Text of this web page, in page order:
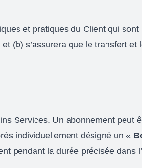
et pratiques du Client qui
(b) s’assurera que le transfert
Services. Un abonnement peut
individuellement désigné un «
pendant la durée précisée dans